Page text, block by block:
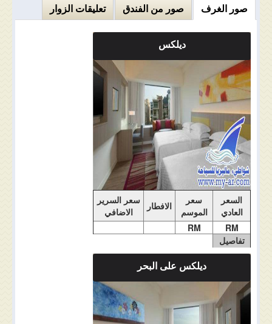
صور الغرف صور من الفندق تعليقات الزوار
ديلكس
السعر
العادي
سعر
الموسم
الافطار
سعر السرير
الاضافي
RM
RM
تفاصيل
الغرفة
ديلكس على البحر